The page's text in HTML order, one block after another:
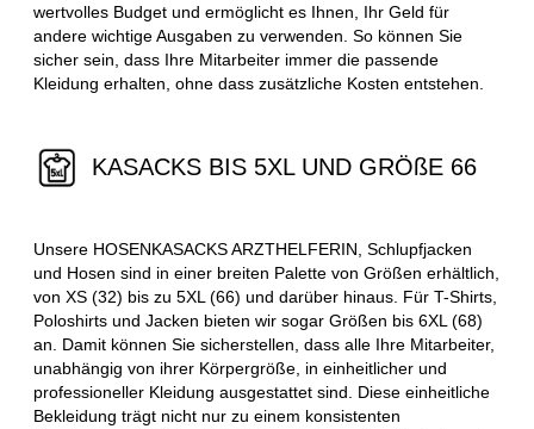
wertvolles Budget und ermöglicht es Ihnen, Ihr Geld für
andere wichtige Ausgaben zu verwenden. So können Sie
sicher sein, dass Ihre Mitarbeiter immer die passende
Kleidung erhalten, ohne dass zusätzliche Kosten entstehen.
KASACKS BIS 5XL UND GRÖßE 66
Unsere HOSENKASACKS ARZTHELFERIN, Schlupfjacken
und Hosen sind in einer breiten Palette von Größen erhältlich,
von XS (32) bis zu 5XL (66) und darüber hinaus. Für T-Shirts,
Poloshirts und Jacken bieten wir sogar Größen bis 6XL (68)
an. Damit können Sie sicherstellen, dass alle Ihre Mitarbeiter,
unabhängig von ihrer Körpergröße, in einheitlicher und
professioneller Kleidung ausgestattet sind. Diese einheitliche
Bekleidung trägt nicht nur zu einem konsistenten